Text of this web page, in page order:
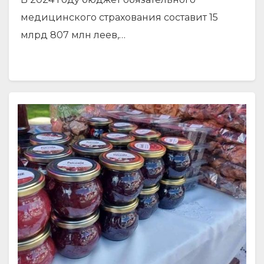
медицинского страхования составит 15
млрд 807 млн леев,…